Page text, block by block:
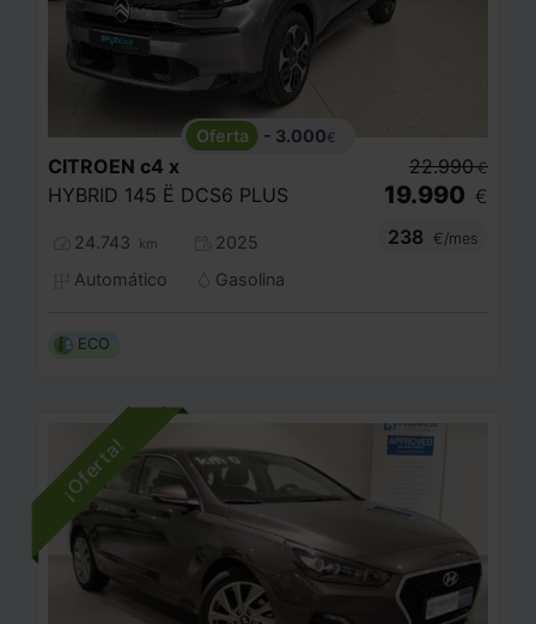
- 3.000€
CITROEN c4 x
HYBRID 145 Ë DCS6 PLUS
24.743 km
2025
Automático
Gasolina
22.990 €
19.990 €
238
€/mes
ECO